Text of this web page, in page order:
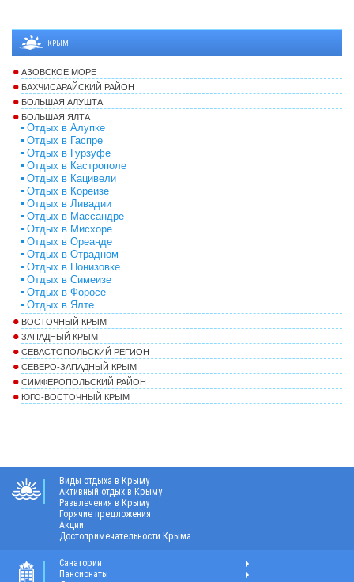
КРЫМ
АЗОВСКОЕ МОРЕ
БАХЧИСАРАЙСКИЙ РАЙОН
БОЛЬШАЯ АЛУШТА
БОЛЬШАЯ ЯЛТА
Отдых в Алупке
Отдых в Гаспре
Отдых в Гурзуфе
Отдых в Кастрополе
Отдых в Кацивели
Отдых в Кореизе
Отдых в Ливадии
Отдых в Массандре
Отдых в Мисхоре
Отдых в Ореанде
Отдых в Отрадном
Отдых в Понизовке
Отдых в Симеизе
Отдых в Форосе
Отдых в Ялте
ВОСТОЧНЫЙ КРЫМ
ЗАПАДНЫЙ КРЫМ
СЕВАСТОПОЛЬСКИЙ РЕГИОН
СЕВЕРО-ЗАПАДНЫЙ КРЫМ
СИМФЕРОПОЛЬСКИЙ РАЙОН
ЮГО-ВОСТОЧНЫЙ КРЫМ
Виды отдыха в Крыму
Активный отдых в Крыму
Развлечения в Крыму
Горячие предложения
Акции
Достопримечательности Крыма
Санатории
Пансионаты